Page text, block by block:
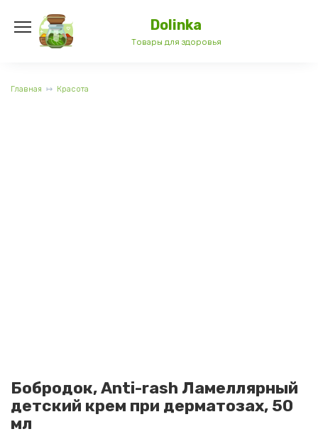
содержанию
Dolinka
Товары для здоровья
Главная Красота
Бобродок, Anti-rash Ламеллярный
детский крем при дерматозах, 50
мл